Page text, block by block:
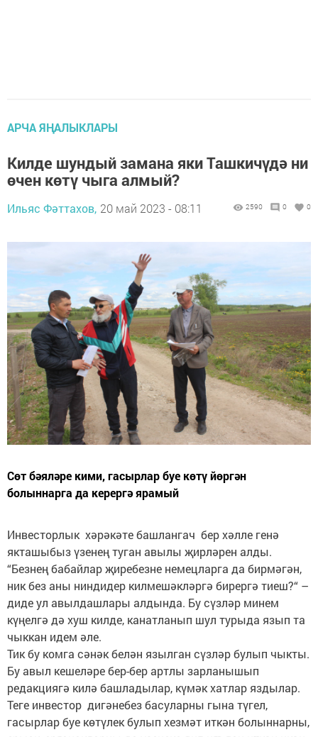
АРЧА ЯҢАЛЫКЛАРЫ
Килде шундый замана яки Ташкичүдә ни
өчен көтү чыга алмый?
Ильяс Фәттахов, 20 май 2023 - 08:11 2590 0 0
Сөт бәяләре кими, гасырлар буе көтү йөргән
болыннарга да керергә ярамый
Инвесторлык хәрәкәте башлангач бер хәлле генә
якташыбыз үзенең туган авылы җирләрен алды.
“Безнең бабайлар җиребезне немецларга да бирмәгән,
ник без аны ниндидер килмешәкләргә бирергә тиеш?“ –
диде ул авылдашлары алдында. Бу сүзләр минем
күңелгә дә хуш килде, канатланып шул турыда язып та
чыккан идем әле.
Тик бу комга сәнәк белән язылган сүзләр булып чыкты.
Бу авыл кешеләре бер-бер артлы зарланышып
редакциягә килә башладылар, күмәк хатлар яздылар.
Теге инвестор дигәнебез басуларны гына түгел,
гасырлар буе көтүлек булып хезмәт иткән болыннарны,